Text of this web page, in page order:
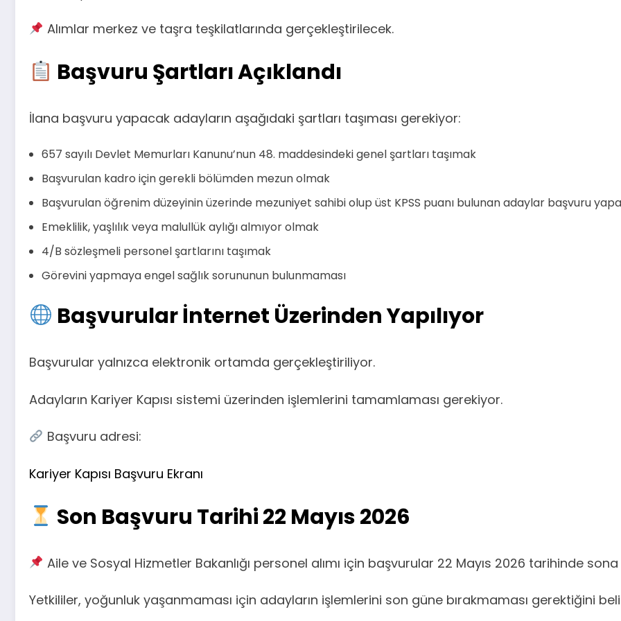
Alımlar merkez ve taşra teşkilatlarında gerçekleştirilecek.
Başvuru Şartları Açıklandı
İlana başvuru yapacak adayların aşağıdaki şartları taşıması gerekiyor:
657 sayılı Devlet Memurları Kanunu’nun 48. maddesindeki genel şartları taşımak
Başvurulan kadro için gerekli bölümden mezun olmak
Başvurulan öğrenim düzeyinin üzerinde mezuniyet sahibi olup üst KPSS puanı bulunan adaylar başvuru
Emeklilik, yaşlılık veya malullük aylığı almıyor olmak
4/B sözleşmeli personel şartlarını taşımak
Görevini yapmaya engel sağlık sorununun bulunmaması
Başvurular İnternet Üzerinden Yapılıyor
Başvurular yalnızca elektronik ortamda gerçekleştiriliyor.
Adayların Kariyer Kapısı sistemi üzerinden işlemlerini tamamlaması gerekiyor.
Başvuru adresi:
Kariyer Kapısı Başvuru Ekranı
Son Başvuru Tarihi 22 Mayıs 2026
Aile ve Sosyal Hizmetler Bakanlığı personel alımı için başvurular 22 Mayıs 2026 tarihinde
Yetkililer, yoğunluk yaşanmaması için adayların işlemlerini son güne bırakmaması gerektiğini